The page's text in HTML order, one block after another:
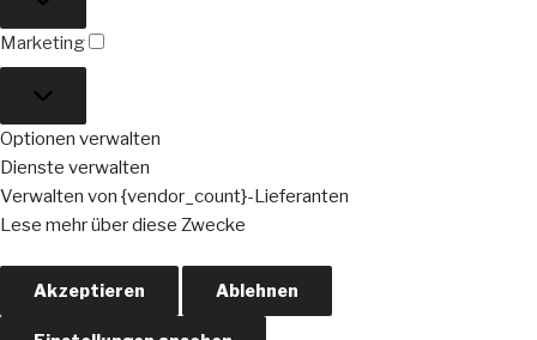
Marketing
Optionen verwalten
Dienste verwalten
Verwalten von {vendor_count}-Lieferanten
Lese mehr über diese Zwecke
Akzeptieren Ablehnen